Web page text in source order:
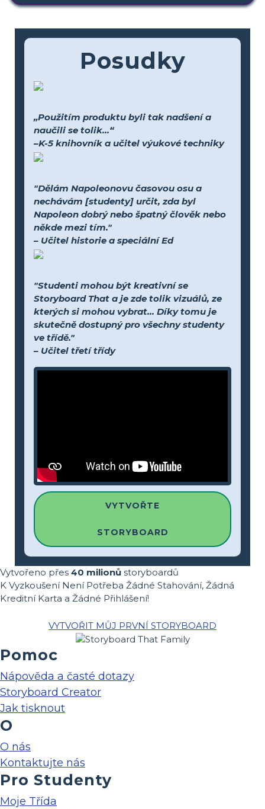
Posudky
„Použitím produktu byli tak nadšení a
naučili se tolik...“
–K-5 knihovník a učitel výukové techniky
"Dělám Napoleonovu časovou osu a
nechávám [studenty] určit, zda byl
Napoleon dobrý nebo špatný člověk nebo
někde mezi tím."
– Učitel historie a speciální Ed
"Studenti mohou být kreativní se
Storyboard That a je zde tolik vizuálů, ze
kterých si mohou vybrat... Díky tomu je
skutečně dostupný pro všechny studenty
ve třídě."
– Učitel třetí třídy
VYTVOŘTE
STORYBOARD
Vytvořeno přes 40 milionů storyboardů
K Vyzkoušení Není Potřeba Žádné Stahování, Žádná
Kreditní Karta a Žádné Přihlášení!
VYTVOŘIT MŮJ PRVNÍ STORYBOARD
Pomoc
Nápověda a časté dotazy
Storyboard Creator
Jak tisknout
O
O nás
Kontaktujte nás
Pro Studenty
Moje Třída